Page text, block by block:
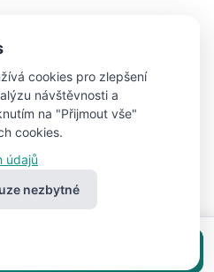
iBydleni.cz Bigg.cz
práva vyhrazena
pro lepší bydlení | Vytvořil
cookies pro zlepšení
návštěvnosti a
na "Přijmout vše"
cookies.
údajů
nezbytné